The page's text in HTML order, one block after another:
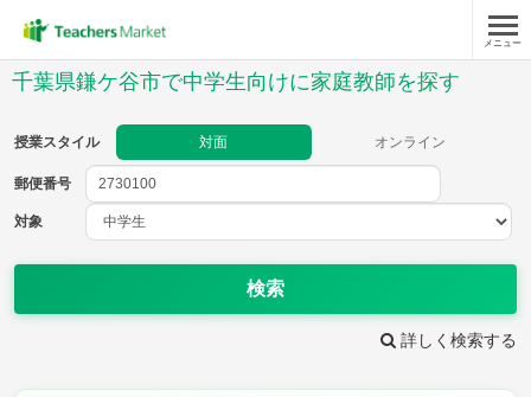
メニュー
千葉県鎌ケ谷市で中学生向けに家庭教師を探す
授業スタイル 対面 オンライン
郵便番号
対象
検索
詳しく検索する
郵便番号
教科